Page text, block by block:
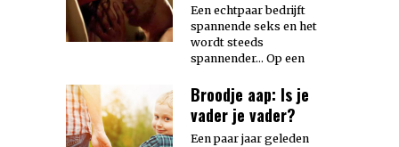
Een echtpaar bedrijft
spannende seks en het
wordt steeds
spannender… Op een
Broodje aap: Is je
vader je vader?
Een paar jaar geleden